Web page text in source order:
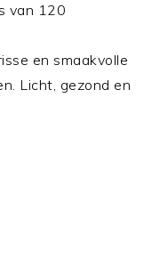
van 120
en smaakvolle
Licht, gezond en